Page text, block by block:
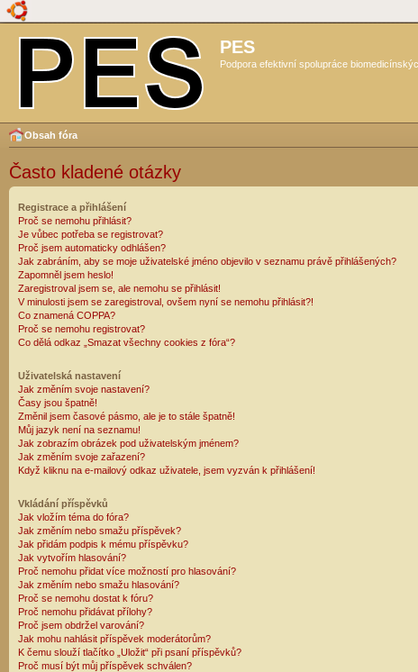
PES
Podpora efektivní spolupráce
Obsah fóra
Často kladené otázky
Registrace a přihlášení
Proč se nemohu přihlásit?
Je vůbec potřeba se registrovat?
Proč jsem automaticky odhlášen?
Jak zabráním, aby se moje uživatelské jméno objevilo v seznamu právě přihlášených?
Zapomněl jsem heslo!
Zaregistroval jsem se, ale nemohu se přihlásit!
V minulosti jsem se zaregistroval, ovšem nyní se nemohu přihlásit?!
Co znamená COPPA?
Proč se nemohu registrovat?
Co dělá odkaz „Smazat všechny cookies z fóra“?
Uživatelská nastavení
Jak změním svoje nastavení?
Časy jsou špatně!
Změnil jsem časové pásmo, ale je to stále špatně!
Můj jazyk není na seznamu!
Jak zobrazím obrázek pod uživatelským jménem?
Jak změním svoje zařazení?
Když kliknu na e-mailový odkaz uživatele, jsem vyzván k přihlášení!
Vkládání příspěvků
Jak vložím téma do fóra?
Jak změním nebo smažu příspěvek?
Jak přidám podpis k mému příspěvku?
Jak vytvořím hlasování?
Proč nemohu přidat více možností pro hlasování?
Jak změním nebo smažu hlasování?
Proč se nemohu dostat k fóru?
Proč nemohu přidávat přílohy?
Proč jsem obdržel varování?
Jak mohu nahlásit příspěvek moderátorům?
K čemu slouží tlačítko „Uložit“ při psaní příspěvků?
Proč musí být můj příspěvek schválen?